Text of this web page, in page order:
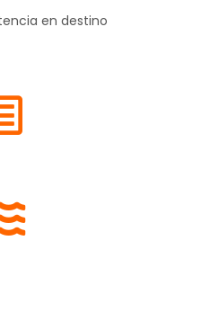
en destino